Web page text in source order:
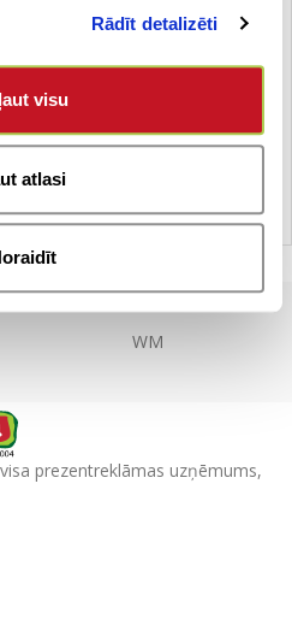
Rādīt detalizēti
visu
atlasi
WM
prezentreklāmas uzņēmums,